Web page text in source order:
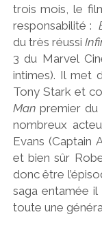
trois mois, le
responsabilité :
du très réussi
3 du Marvel
intimes). Il met
Tony Stark et
Man premier
nombreux
Evans (Captain
et bien sûr
donc être
saga entamée
toute une